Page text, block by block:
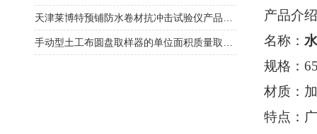
产品介
名称：
规格：
材质：
特点：